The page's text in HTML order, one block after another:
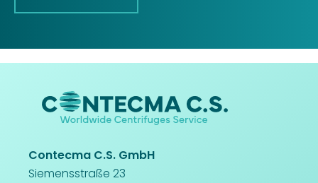
Contecma C.S. GmbH
Siemensstraße 23